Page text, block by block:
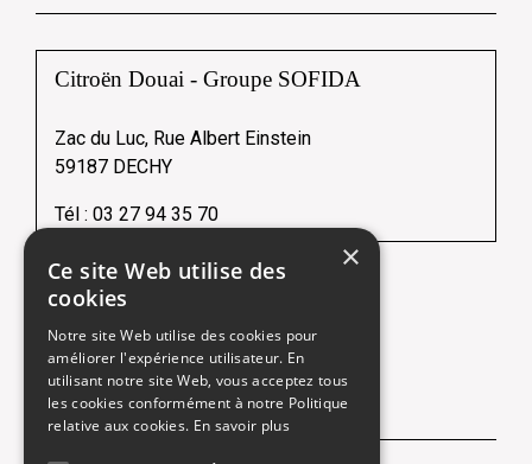
Citroën Douai - Groupe SOFIDA
Zac du Luc, Rue Albert Einstein
59187 DECHY
Tél : 03 27 94 35 70
Une société du
NOUS SUIVRE
×
Ce site Web utilise des
cookies
Notre site Web utilise des cookies pour
améliorer l'expérience utilisateur. En
utilisant notre site Web, vous acceptez tous
les cookies conformément à notre Politique
relative aux cookies. En savoir plus